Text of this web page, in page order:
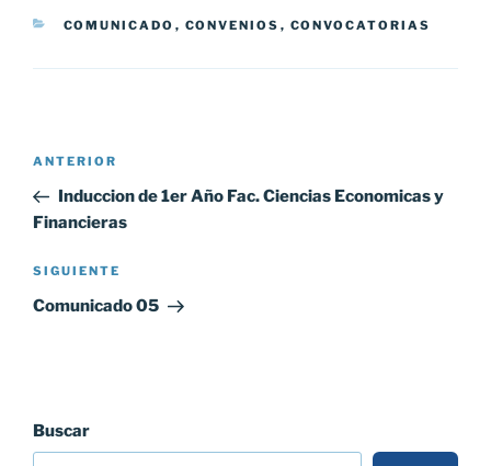
CATEGORÍAS
COMUNICADO , CONVENIOS , CONVOCATORIAS
Navegación
entradas
Entrada
anterior:
ANTERIOR
Induccion de 1er Año Fac. Ciencias Economicas y
Financieras
Siguiente
entrada
SIGUIENTE
Comunicado 05
Buscar